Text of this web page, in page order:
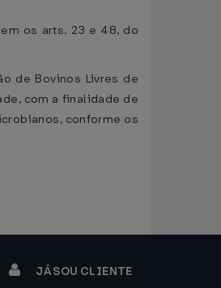
os arts. 23 e 48, do
de Bovinos Livres de
com a finalidade de
conforme os
JÁ SOU CLIENTE